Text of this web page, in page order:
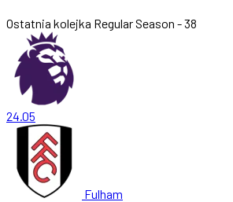
Ostatnia kolejka Regular Season - 38
24.05
Fulham